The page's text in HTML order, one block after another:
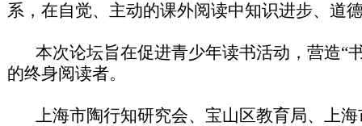
系，在自觉、主动的课外阅读中知识进步、道
本次论坛旨在促进青少年读书活动，营造“
的终身阅读者。
上海市陶行知研究会、宝山区教育局、上海